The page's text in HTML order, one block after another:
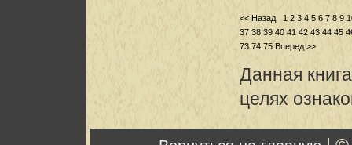
<< Назад 1 2 3 4 5 6 7 8 9
37 38 39 40 41 42 43 44 45
73 74 75 Вперед >>
Данная
целях